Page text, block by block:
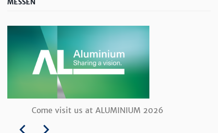
MESSEN
Come visit us at ALUMINIUM 2026